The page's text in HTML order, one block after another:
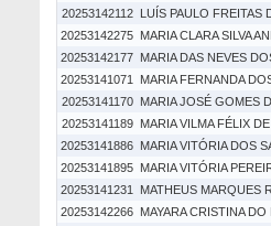
20253142112
LUÍS PAULO FREITAS
20253142275 MARIA CLARA SILVA
20253142177 MARIA DAS NEVES
20253141071
MARIA FERNANDA
20253141170
MARIA JOSÉ GOMES
20253141189
MARIA VILMA FÉLIX
20253141886 MARIA VITÓRIA DOS
20253141895 MARIA VITÓRIA
20253141231
MATHEUS MARQUES
20253142266 MAYARA CRISTINA